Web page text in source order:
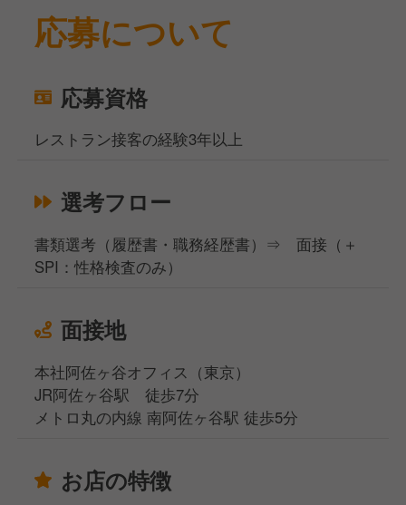
応募について
応募資格
レストラン接客の経験3年以上
選考フロー
書類選考（履歴書・職務経歴書）⇒ 面接（＋
SPI：性格検査のみ）
面接地
本社阿佐ヶ谷オフィス（東京）
JR阿佐ヶ谷駅 徒歩7分
メトロ丸の内線 南阿佐ヶ谷駅 徒歩5分
お店の特徴